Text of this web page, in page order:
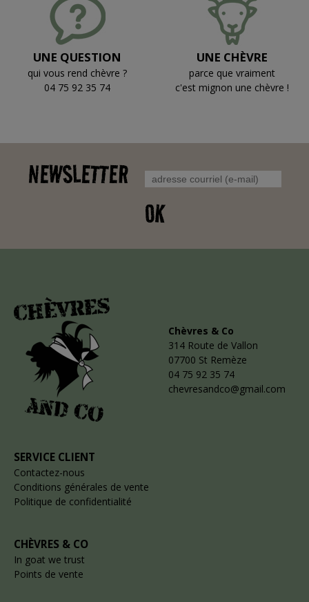
UNE QUESTION
qui vous rend chèvre ?
04 75 92 35 74
UNE CHÈVRE
parce que vraiment
c'est mignon une chèvre !
NEWSLETTER
OK
Chèvres & Co
314 Route de Vallon
07700 St Remèze
04 75 92 35 74
chevresandco@gmail.com
SERVICE CLIENT
Contactez-nous
Conditions générales de vente
Politique de confidentialité
CHÈVRES & CO
In goat we trust
Points de vente